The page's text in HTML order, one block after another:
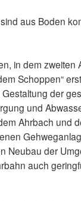
aus Boden
in dem zweiten
Schoppen“
der
und
Ahrbach und
Neubau der
auch